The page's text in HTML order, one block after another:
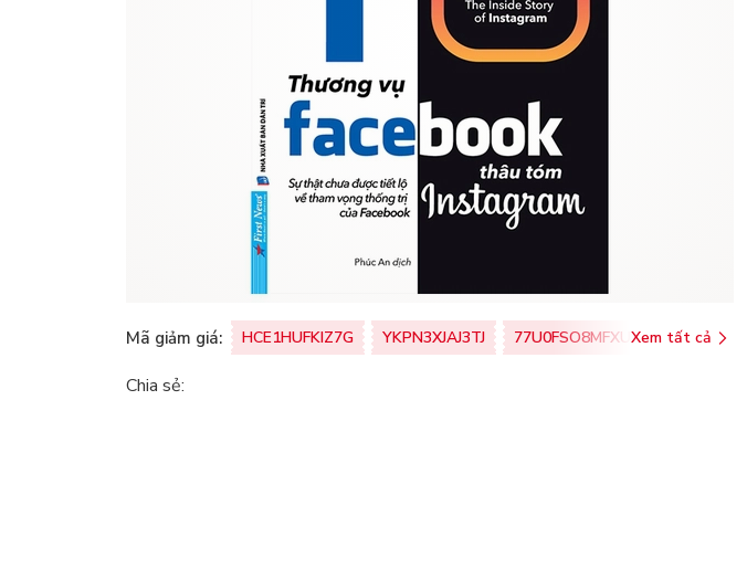
Mã giảm giá: HCE1HUFKIZ7G YKPN3XJAJ3TJ 77U0FSO8MFXU Xem tất cả
Chia sẻ: